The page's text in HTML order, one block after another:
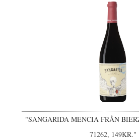
"SANGARIDA MENCIA FRÅN
71262, 149KR."